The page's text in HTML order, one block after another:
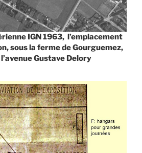
IGN 1963, l’emplacement
sous la ferme de Gourguemez,
Gustave Delory